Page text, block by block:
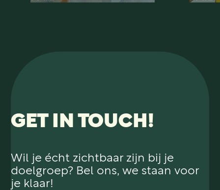
GET IN TOUCH!
Wil je écht zichtbaar zijn bij je
doelgroep? Bel ons, we staan voor
je klaar!